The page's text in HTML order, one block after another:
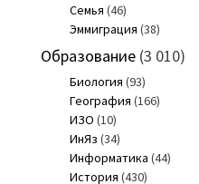
Семья (46)
Эммиграция (38)
Образование(3 010)
Биология (93)
География (166)
ИЗО (10)
ИнЯз (34)
Информатика (44)
История (430)